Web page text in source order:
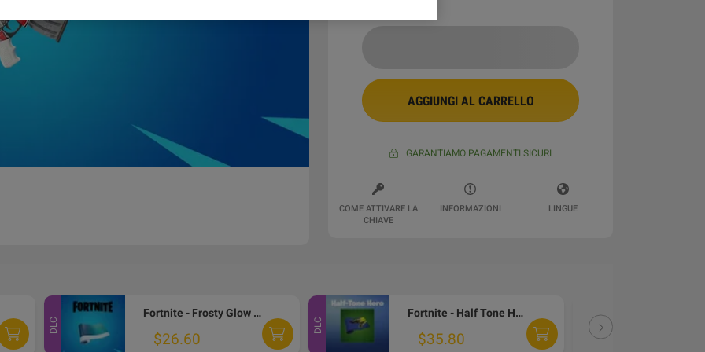
AGGIUNGI AL CARRELLO
GARANTIAMO PAGAMENTI SICURI
COME ATTIVARE LA
CHIAVE
INFORMAZIONI LINGUE
DLC
Fortnite - Frosty Glow Wrap DLC PC Epic Games CD Key
$26.60
DLC
Fortnite - Half Tone Hero Wrap DLC PC Epic Games CD Key
$35.80